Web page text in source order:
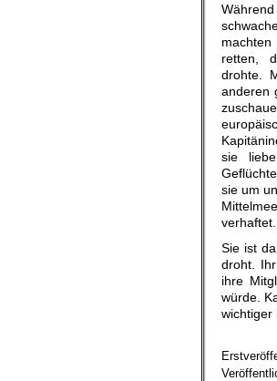
retten,
drohte.
anderen
sie
sie um
verhaftet.
Sie ist
droht.
ihre
würde.
wichtiger